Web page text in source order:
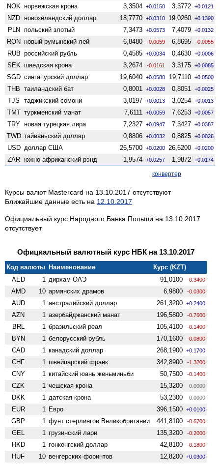
NOK норвежская крона 3,3504 +0.0150 3,3772 +0.0121
NZD ново­зеландский доллар 18,7770 +0.0310 19,0260 +0.1390
PLN польский злотый 7,3473 +0.0573 7,4079 +0.0132
RON новый румынский лей 6,8480 -0.0059 6,8695 -0.0055
RUB российский рубль 0,4585 +0.0034 0,4630 +0.0006
SEK шведская крона 3,2674 -0.0161 3,3175 +0.0085
SGD сингапурский доллар 19,6040 +0.0580 19,7110 +0.0500
THB таиландский бат 0,8001 +0.0028 0,8051 +0.0025
TJS таджикский сомони 3,0197 +0.0013 3,0254 +0.0013
TMT туркменский манат 7,6111 +0.0059 7,6253 +0.0057
TRY новая турецкая лира 7,2327 +0.0947 7,3427 +0.0387
TWD тайваньский доллар 0,8806 +0.0032 0,8825 +0.0026
USD доллар США 26,5700 +0.0200 26,6200 +0.0200
ZAR южно-африканский рэнд 1,9574 +0.0257 1,9872 +0.0174
конвертер
Курсы валют Mastercard на 13.10.2017 отсутствуют
Ближайшие данные есть на 12.10.2017
Официальный курс Народного Банка Польши на 13.10.2017
отсутствует
Официальный валютный курс НБК на 13.10.2017
Код валюты Наименование
Курс (KZT)
AED
1 дирхам ОАЭ 91,0100 -0.3400
AMD 10 армянских драмов 6,9800 -0.0300
AUD 1 австралийский доллар 261,3200 +0.2400
AZN 1 азербайджанский манат 196,5800 -0.7600
BRL 1 бразильский реал 105,4100 -0.1400
BYN 1 белорусский рубль 170,1600 -0.0800
CAD 1 канадский доллар 268,1900 +0.1700
CHF 1 швейцарский франк 342,8900 -1.3200
CNY 1 китайский юань женьминьби 50,7500 -0.1400
CZK 1 чешская крона 15,3200 0.0000
DKK 1 датская крона 53,2300 0.0000
EUR 1 Евро 396,1500 +0.0100
GBP 1 фунт стерлингов Велико­британии 441,8100 -0.6700
GEL 1 грузинский лари 135,3200 -0.2000
HKD 1 гонконгский доллар 42,8100 -0.1800
HUF 10 венгерских форинтов 12,8200 +0.0300